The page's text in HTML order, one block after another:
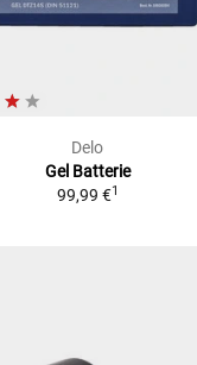
Delo
Gel Batterie
99,99 €1